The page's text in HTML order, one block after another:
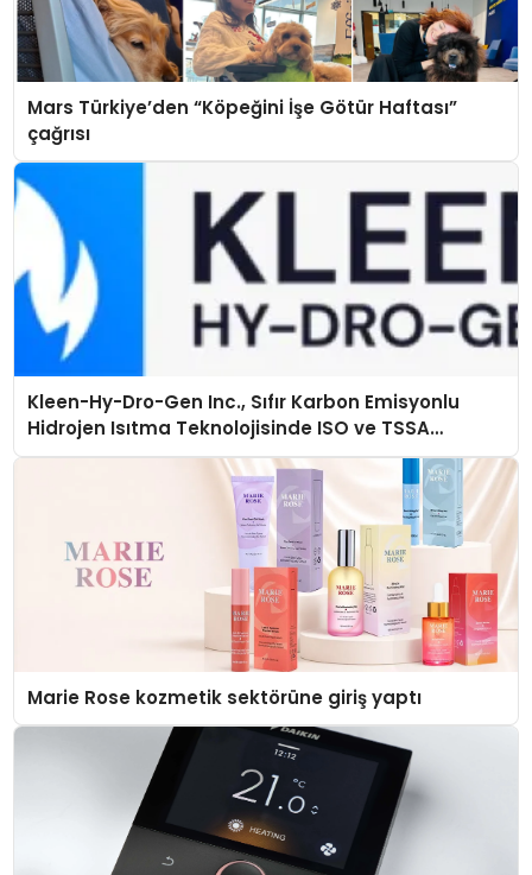
Mars Türkiye’den “Köpeğini İşe Götür Haftası”
çağrısı
Kleen-Hy-Dro-Gen Inc., Sıfır Karbon Emisyonlu
Hidrojen Isıtma Teknolojisinde ISO ve TSSA
Düzenleyici Onaylarını Aldı
Marie Rose kozmetik sektörüne giriş yaptı